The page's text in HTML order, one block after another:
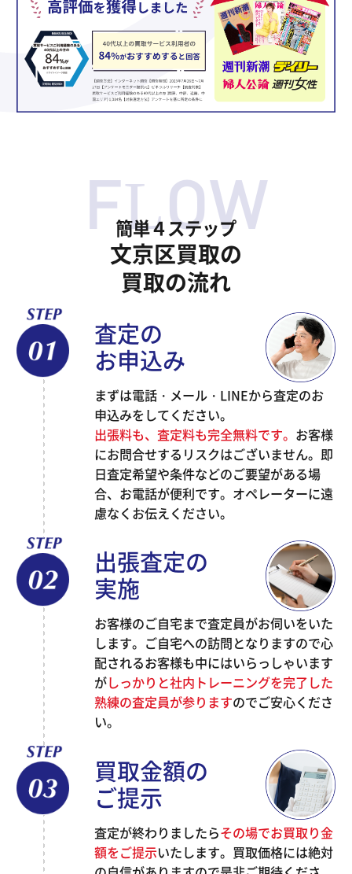
簡単４ステップ
文京区買取の
買取の流れ
査定の
お申込み
まずは電話・メール・LINEから査定のお
申込みをしてください。
出張料も、査定料も完全無料です。 お客様
にお問合せするリスクはございません。即
日査定希望や条件などのご要望がある場
合、お電話が便利です。オペレーターに遠
慮なくお伝えください。
出張査定の
実施
お客様のご自宅まで査定員がお伺いをいた
します。ご自宅への訪問となりますので心
配されるお客様も中にはいらっしゃいます
がしっかりと社内トレーニングを完了した
熟練の査定員が参りますのでご安心くださ
い。
買取金額の
ご提示
査定が終わりましたらその場でお買取り金
額をご提示いたします。買取価格には絶対